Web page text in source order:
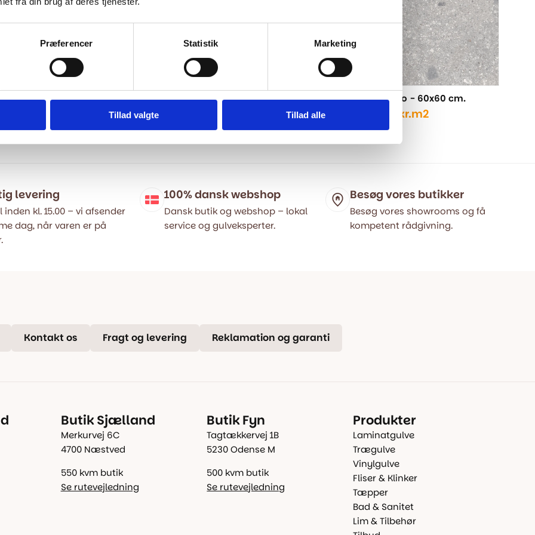
Præferencer Statistik Marketing
Tillad valgte Tillad alle
Deepice - 60x60 cm. EK Massive Cloud - 60x60 cm.
499,00
Den
oprindelige
pris
Den
aktuelle
pris
Floss Stone Grigio - 60x60 cm.
Den
oprindelige
pris
kr.
Den
aktuelle
pris
m2
levering
inden kl. 15.00 – vi afsender
dag, når varen er på
100% dansk webshop
Dansk butik og webshop – lokal
service og gulveksperter.
Besøg vores butikker
Besøg vores showrooms og få
kompetent rådgivning.
Kontakt os Fragt og levering Reklamation og garanti
Butik Sjælland
Merkurvej 6C
4700 Næstved
550 kvm butik
Se rutevejledning
Butik Fyn
Tagtækkervej 1B
5230 Odense M
500 kvm butik
Se rutevejledning
Produkter
Laminatgulve
Trægulve
Vinylgulve
Fliser & Klinker
Tæpper
Bad & Sanitet
Lim & Tilbehør